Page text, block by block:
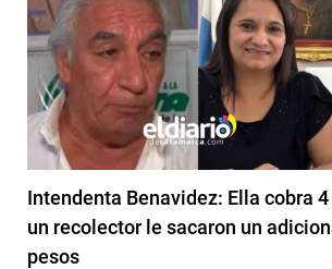
Intendenta Benavidez: Ella cobra
un recolector le sacaron un
pesos